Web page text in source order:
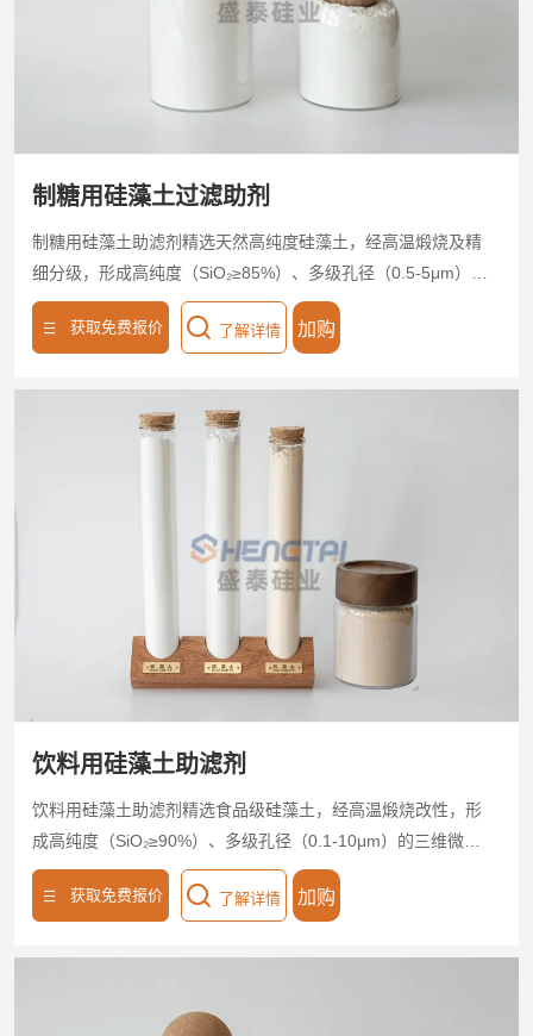
制糖用硅藻土过滤助剂
制糖用硅藻土助滤剂精选天然高纯度硅藻土，经高温煅烧及精
细分级，形成高纯度（SiO₂≥85%）、多级孔径（0.5-5μm）的
微孔骨架结构，孔隙率≥95%，比表面积达30-50m²/g。产品具
备高效吸附拦截能力，制糖用硅藻土助滤剂可快速滤除糖液中
无化学残留，耐酸碱腐蚀，适配板框压滤、真空转鼓等工艺。
降低滤饼阻力，减少废渣量，助力制糖企业节能降耗，实现高
获取免费报价 了解详情 加购
饮料用硅藻土助滤剂
饮料用硅藻土助滤剂精选食品级硅藻土，经高温煅烧改性，形
成高纯度（SiO₂≥90%）、多级孔径（0.1-10μm）的三维微孔
网络，孔隙率≥75%，比表面积30-50m²/g。专为饮料澄清设
计，高效拦截悬浮物、胶体及微生物，浊度去除率＞98%，透
离，废渣减量50%，降低能耗与成本。支持20-200目粒度定
获取免费报价 了解详情 加购